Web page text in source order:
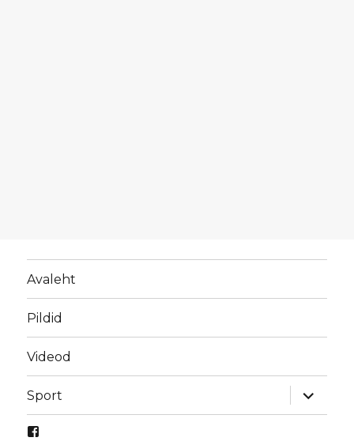
Avaleht
Pildid
Videod
Sport
laienda